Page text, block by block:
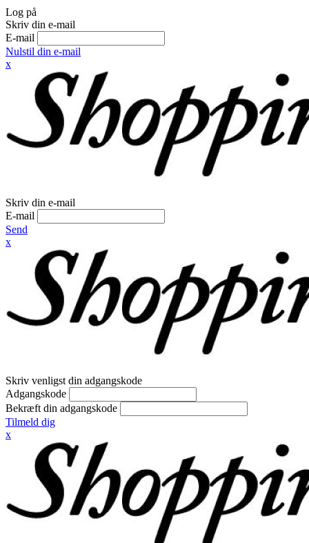
Log på
Skriv din e-mail
E-mail
Nulstil din e-mail
x
Skriv din e-mail
E-mail
Send
x
Skriv venligst din adgangskode
Adgangskode
Bekræft din adgangskode
Tilmeld dig
x